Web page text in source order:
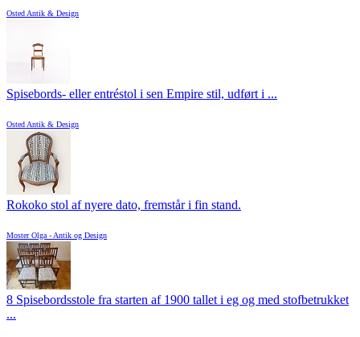
Osted Antik & Design
Spisebords- eller entréstol i sen Empire stil, udført i ...
Osted Antik & Design
Rokoko stol af nyere dato, fremstår i fin stand.
Moster Olga - Antik og Design
8 Spisebordsstole fra starten af 1900 tallet i eg og med stofbetrukket
...